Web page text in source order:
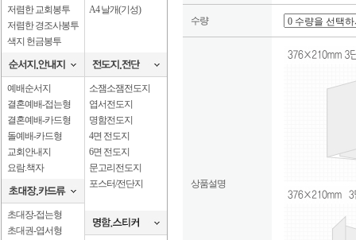
저렴한 교회봉투
저렴한 경조사봉투
색지 헌금봉투
예배순서지
결혼예배-접는형
결혼예배-카드형
돌예배-카드형
교회안내지
요람.책자
초대장-접는형
초대권-엽서형
A4 날개(기성)
소잼소잼전도지
엽서전도지
명함전도지
4면 전도지
6면 전도지
문고리전도지
포스터/전단지
수량
상품설명